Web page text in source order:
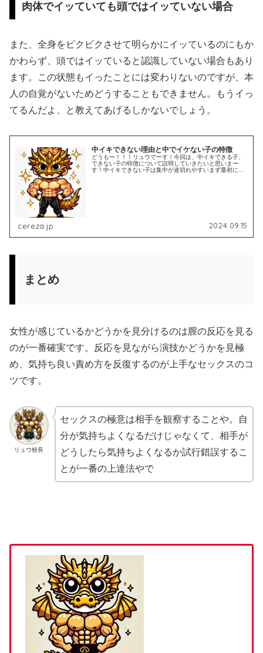
肉体でイッていても頭ではイッていない場合
また、全身をビクビクさせて明らかにイッているのにもか
かわらず、頭ではイッていると認識していない場合もあり
ます。この状態もイったことには変わりないのですが、本
人の自覚がないためどうすることもできません。もうイっ
てるんだよ、と教えてあげるしかないでしょう。
中イキできない理由と中でイケない子の特徴
どうもー！！！リュウでーす！今回は、中イキできる子、
できない子の特徴について説明していきたいと思いまー
す！中イキできない子は集中が途切れやすいまず最初に結
cereza.jp 2024.09.15
まとめ
女性が感じているかどうかを見分けるのは膣の反応を見る
のが一番確実です。反応を見ながら演技かどうかを見極
め、気持ち良い責め方を反復するのが上手なセックスのコ
ツです。
リュウ校長
セックスの極意は相手を観察することや。自
分が気持ちよくなるだけじゃなくて、相手が
どうしたら気持ちよくなるか試行錯誤するこ
とが一番の上達法やで